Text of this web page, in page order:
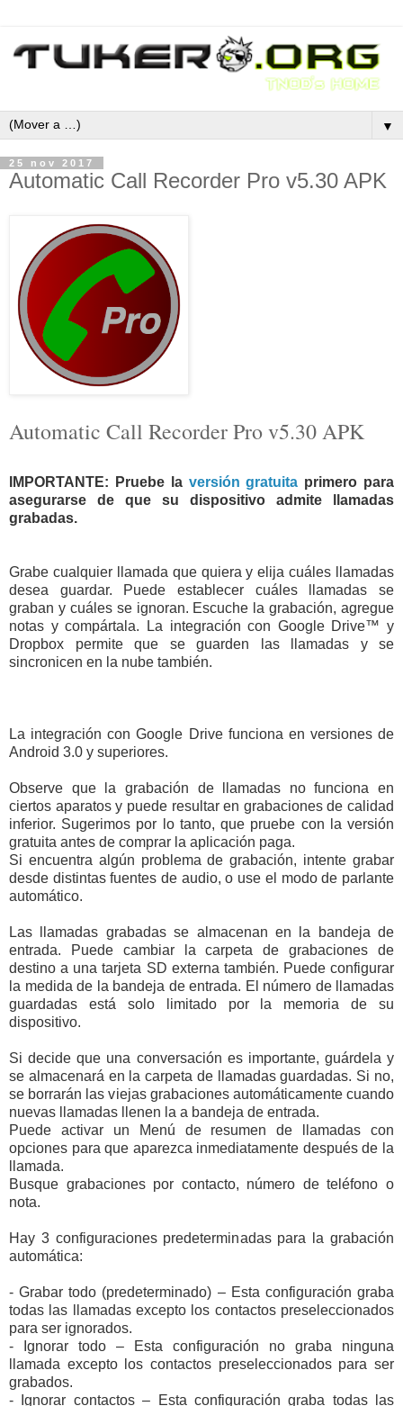
▼
25 nov 2017
Automatic Call Recorder Pro v5.30 APK
Automatic Call Recorder Pro v5.30 APK
IMPORTANTE: Pruebe la versión gratuita primero para
asegurarse de que su dispositivo admite llamadas
grabadas.
Grabe cualquier llamada que quiera y elija cuáles llamadas
desea guardar. Puede establecer cuáles llamadas se
graban y cuáles se ignoran. Escuche la grabación, agregue
notas y compártala. La integración con Google Drive™ y
Dropbox permite que se guarden las llamadas y se
sincronicen en la nube también.
La integración con Google Drive funciona en versiones de
Android 3.0 y superiores.
Observe que la grabación de llamadas no funciona en
ciertos aparatos y puede resultar en grabaciones de calidad
inferior. Sugerimos por lo tanto, que pruebe con la versión
gratuita antes de comprar la aplicación paga.
Si encuentra algún problema de grabación, intente grabar
desde distintas fuentes de audio, o use el modo de parlante
automático.
Las llamadas grabadas se almacenan en la bandeja de
entrada. Puede cambiar la carpeta de grabaciones de
destino a una tarjeta SD externa también. Puede configurar
la medida de la bandeja de entrada. El número de llamadas
guardadas está solo limitado por la memoria de su
dispositivo.
Si decide que una conversación es importante, guárdela y
se almacenará en la carpeta de llamadas guardadas. Si no,
se borrarán las viejas grabaciones automáticamente cuando
nuevas llamadas llenen la a bandeja de entrada.
Puede activar un Menú de resumen de llamadas con
opciones para que aparezca inmediatamente después de la
llamada.
Busque grabaciones por contacto, número de teléfono o
nota.
Hay 3 configuraciones predeterminadas para la grabación
automática:
- Grabar todo (predeterminado) – Esta configuración graba
todas las llamadas excepto los contactos preseleccionados
para ser ignorados.
- Ignorar todo – Esta configuración no graba ninguna
llamada excepto los contactos preseleccionados para ser
grabados.
- Ignorar contactos – Esta configuración graba todas las